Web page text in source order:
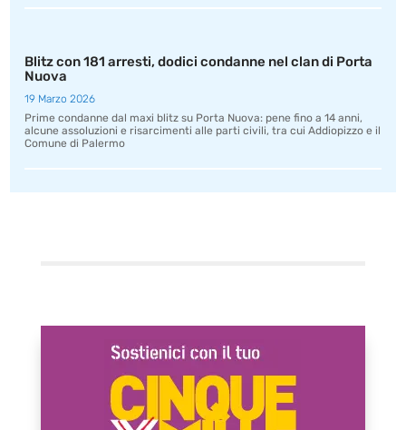
Blitz con 181 arresti, dodici condanne nel clan di Porta
Nuova
19 Marzo 2026
Prime condanne dal maxi blitz su Porta Nuova: pene fino a 14 anni,
alcune assoluzioni e risarcimenti alle parti civili, tra cui Addiopizzo e il
Comune di Palermo